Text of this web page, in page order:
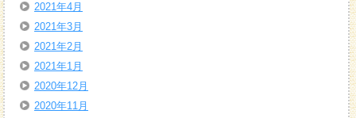
2021年4月
2021年3月
2021年2月
2021年1月
2020年12月
2020年11月